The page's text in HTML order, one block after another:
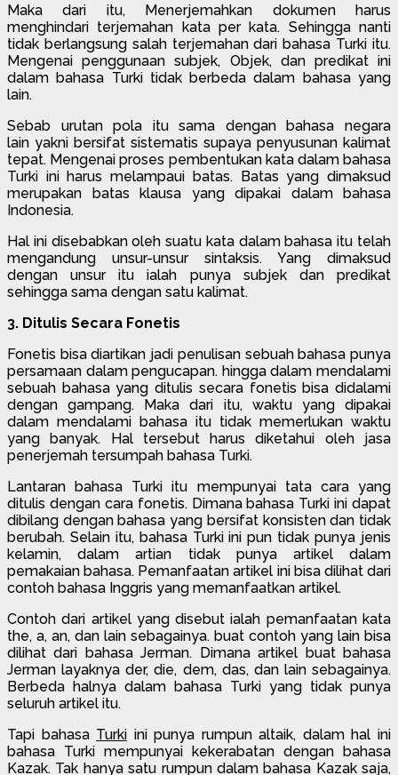
Maka dari itu, Menerjemahkan dokumen harus
menghindari terjemahan kata per kata. Sehingga nanti
tidak berlangsung salah terjemahan dari bahasa Turki itu.
Mengenai penggunaan subjek, Objek, dan predikat ini
dalam bahasa Turki tidak berbeda dalam bahasa yang
lain.
Sebab urutan pola itu sama dengan bahasa negara
lain yakni bersifat sistematis supaya penyusunan kalimat
tepat. Mengenai proses pembentukan kata dalam bahasa
Turki ini harus melampaui batas. Batas yang dimaksud
merupakan batas klausa yang dipakai dalam bahasa
Indonesia.
Hal ini disebabkan oleh suatu kata dalam bahasa itu telah
mengandung unsur-unsur sintaksis. Yang dimaksud
dengan unsur itu ialah punya subjek dan predikat
sehingga sama dengan satu kalimat.
3. Ditulis Secara Fonetis
Fonetis bisa diartikan jadi penulisan sebuah bahasa punya
persamaan dalam pengucapan. hingga dalam mendalami
sebuah bahasa yang ditulis secara fonetis bisa didalami
dengan gampang. Maka dari itu, waktu yang dipakai
dalam mendalami bahasa itu tidak memerlukan waktu
yang banyak. Hal tersebut harus diketahui oleh jasa
penerjemah tersumpah bahasa Turki.
Lantaran bahasa Turki itu mempunyai tata cara yang
ditulis dengan cara fonetis. Dimana bahasa Turki ini dapat
dibilang dengan bahasa yang bersifat konsisten dan tidak
berubah. Selain itu, bahasa Turki ini pun tidak punya jenis
kelamin, dalam artian tidak punya artikel dalam
pemakaian bahasa. Pemanfaatan artikel ini bisa dilihat dari
contoh bahasa Inggris yang memanfaatkan artikel.
Contoh dari artikel yang disebut ialah pemanfaatan kata
the, a, an, dan lain sebagainya. buat contoh yang lain bisa
dilihat dari bahasa Jerman. Dimana artikel buat bahasa
Jerman layaknya der, die, dem, das, dan lain sebagainya.
Berbeda halnya dalam bahasa Turki yang tidak punya
seluruh artikel itu.
Tapi bahasa Turki ini punya rumpun altaik, dalam hal ini
bahasa Turki mempunyai kekerabatan dengan bahasa
Kazak. Tak hanya satu rumpun dalam bahasa Kazak saja,